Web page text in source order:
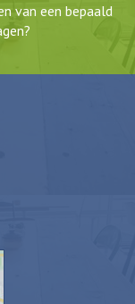
van een bepaald